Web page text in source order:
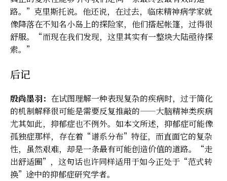
路。”克里斯托说。他还说，在过去，临床精神病学家就
像降落在不知名小岛上的探险家，他们搭起帐篷，过得很
舒服。“而现在我们发现，这里其实有一整块大陆亟待探
索。”
后记
殷尚墨羽： 在试图理解一种表现复杂的疾病时，过于简化
的机制解释很可能是需要反复推敲的——大脑精神类疾病
尤其如此，抑郁症也不例外。如本文所述，抑郁症可能像
孤独症那样，存在着“谱系分布”特征，而直面它的复杂
性，虽然艰难，却是一条最有可能创造价值的道路。“走
出舒适圈”，这句话也许同样适用于如今正处于“范式转
换”途中的抑郁症研究学者。